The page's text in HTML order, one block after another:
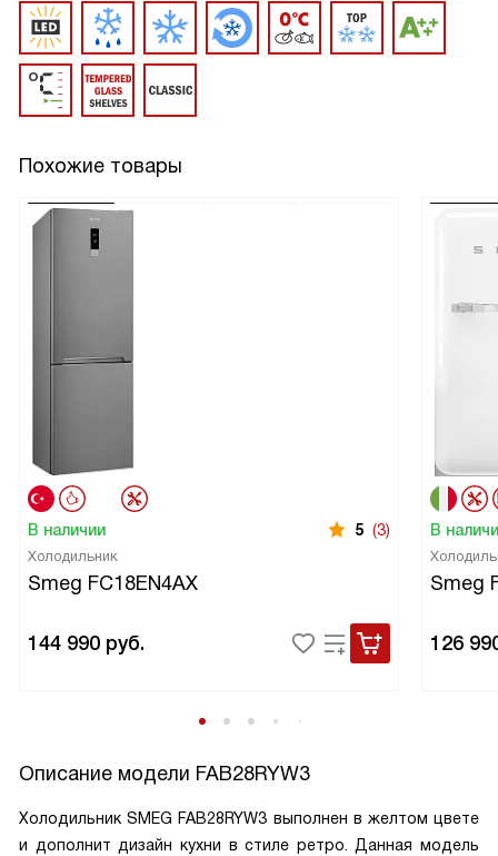
Похожие товары
В наличии 5 (3)
Холодильник
Smeg FC18EN4AX
144 990 руб.
В
Smeg
126
Описание модели FAB28RYW3
Холодильник SMEG FAB28RYW3 выполнен в желтом цвете
и дополнит дизайн кухни в стиле ретро. Данная модель